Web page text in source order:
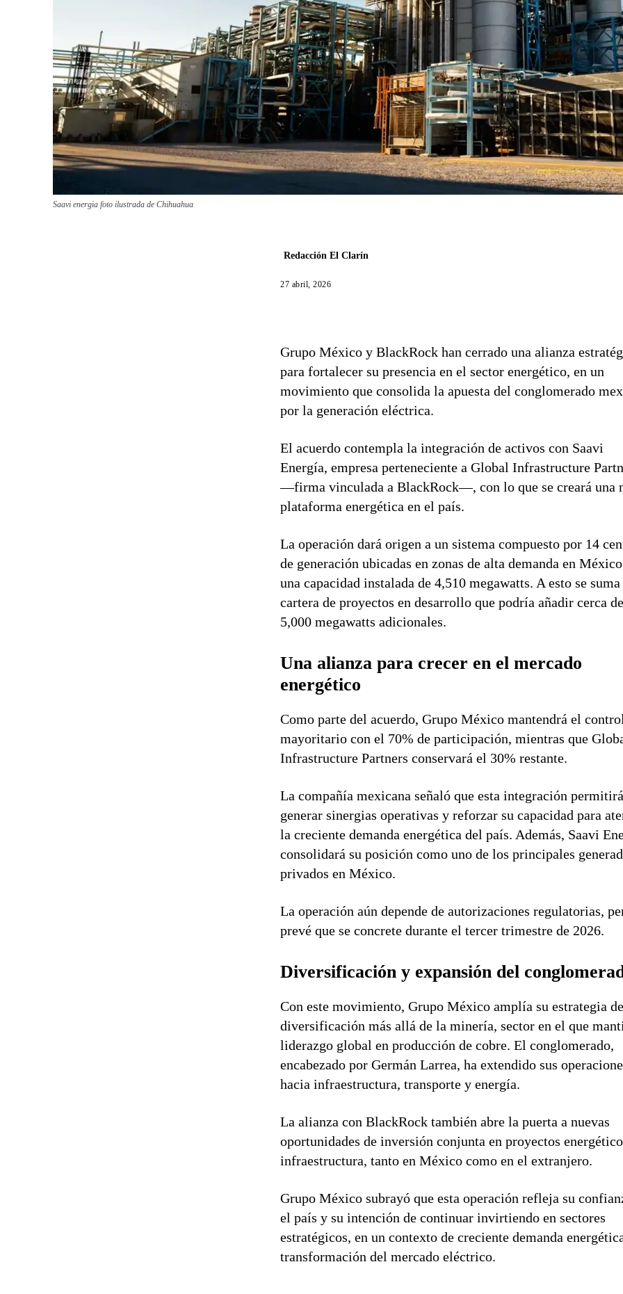
Saavi energia foto ilustrada de Chihuahua
Redacción El Clarín
27 abril, 2026
Grupo México y BlackRock han cerrado una alianza
para fortalecer su presencia en el sector energético, en un
movimiento que consolida la apuesta del conglomerado
por la generación eléctrica.
El acuerdo contempla la integración de activos con Saavi
Energía, empresa perteneciente a Global Infrastructure
—firma vinculada a BlackRock—, con lo que se creará una
plataforma energética en el país.
La operación dará origen a un sistema compuesto por 14
de generación ubicadas en zonas de alta demanda en
una capacidad instalada de 4,510 megawatts. A esto se suma
cartera de proyectos en desarrollo que podría añadir cerca
5,000 megawatts adicionales.
Una alianza para crecer en el mercado
energético
Como parte del acuerdo, Grupo México mantendrá el
mayoritario con el 70% de participación, mientras que
Infrastructure Partners conservará el 30% restante.
La compañía mexicana señaló que esta integración
generar sinergias operativas y reforzar su capacidad para
la creciente demanda energética del país. Además, Saavi
consolidará su posición como uno de los principales
privados en México.
La operación aún depende de autorizaciones regulatorias,
prevé que se concrete durante el tercer trimestre de 2026.
Diversificación y expansión del
Con este movimiento, Grupo México amplía su estrategia
diversificación más allá de la minería, sector en el que
liderazgo global en producción de cobre. El conglomerado,
encabezado por Germán Larrea, ha extendido sus
hacia infraestructura, transporte y energía.
La alianza con BlackRock también abre la puerta a nuevas
oportunidades de inversión conjunta en proyectos
infraestructura, tanto en México como en el extranjero.
Grupo México subrayó que esta operación refleja su
el país y su intención de continuar invirtiendo en sectores
estratégicos, en un contexto de creciente demanda
transformación del mercado eléctrico.